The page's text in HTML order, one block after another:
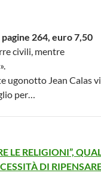
264, euro 7,50
civili, mentre
ugonotto Jean Calas
per…
LE RELIGIONI”,
DI